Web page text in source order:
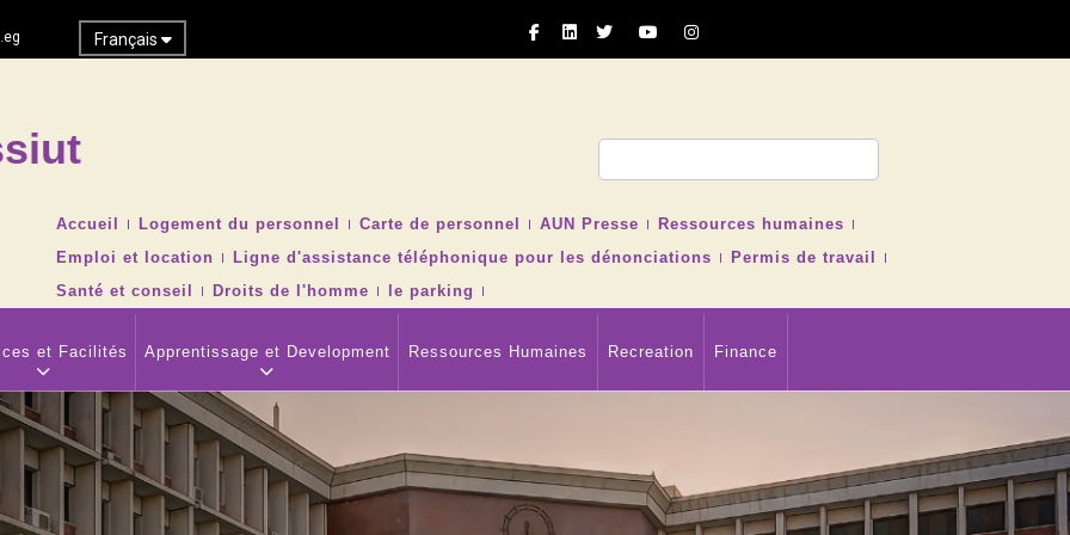
Français
TOP
NAVIGATION
MENU
Accueil Logement du personnel Carte de personnel AUN Presse
Ressources humaines
Emploi et location
Ligne d'assistance téléphonique pour les dénonciations
Permis de travail
Santé et conseil
Droits de l'homme le parking
et Facilités Apprentissage et Development Ressources Humaines Recreation Finance